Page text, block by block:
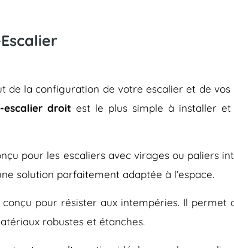
de la configuration de votre escalier et de
escalier droit est le plus simple à installer
pour les escaliers avec virages ou paliers
solution parfaitement adaptée à l’espace.
pour résister aux intempéries. Il permet
robustes et étanches.